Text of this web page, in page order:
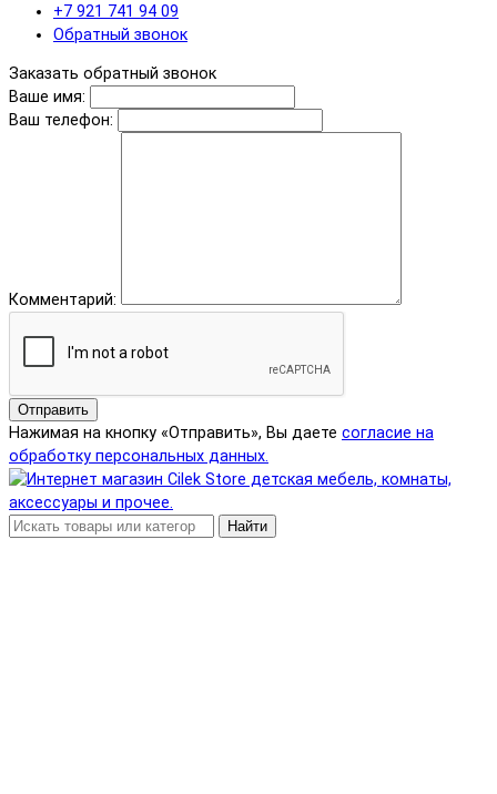
+7 921 741 94 09
Обратный звонок
Заказать обратный звонок
Ваше имя:
Ваш телефон:
Комментарий:
Отправить
Нажимая на кнопку «Отправить», Вы даете согласие на
обработку персональных данных.
Найти